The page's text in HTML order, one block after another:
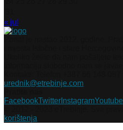
« jul
urednik@etrebinje.com
FacebookTwitter InstagramYoutube
korištenja